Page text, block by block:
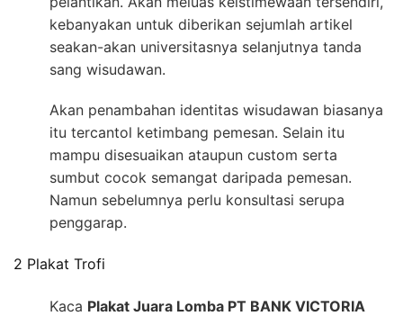
kebanyakan untuk diberikan sejumlah artikel
seakan-akan universitasnya selanjutnya tanda
sang wisudawan.
Akan penambahan identitas wisudawan biasanya
itu tercantol ketimbang pemesan. Selain itu
mampu disesuaikan ataupun custom serta
sumbut cocok semangat daripada pemesan.
Namun sebelumnya perlu konsultasi serupa
penggarap.
2 Plakat Trofi
Kaca Plakat Juara Lomba PT BANK VICTORIA